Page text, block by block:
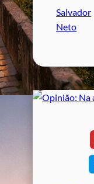
Salvador
Neto